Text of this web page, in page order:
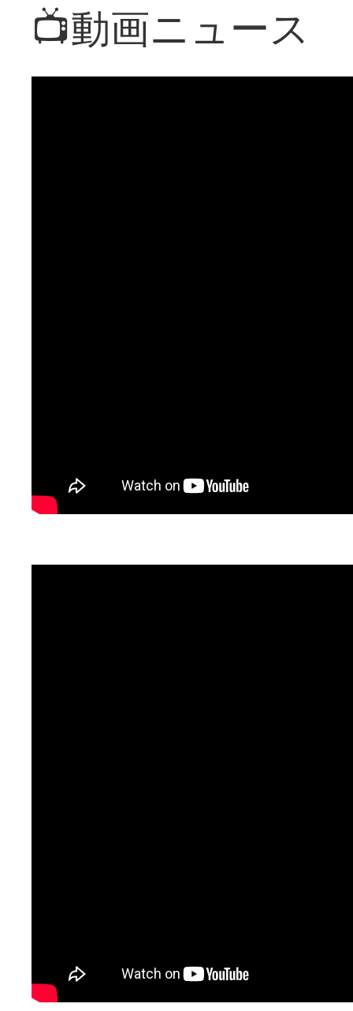
📺動画ニュース